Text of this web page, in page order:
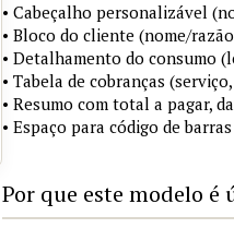
• Cabeçalho personalizável
• Bloco do cliente (nome/
• Detalhamento do consumo
• Tabela de cobranças
• Resumo com total a pagar,
• Espaço para código de
Por que este modelo é